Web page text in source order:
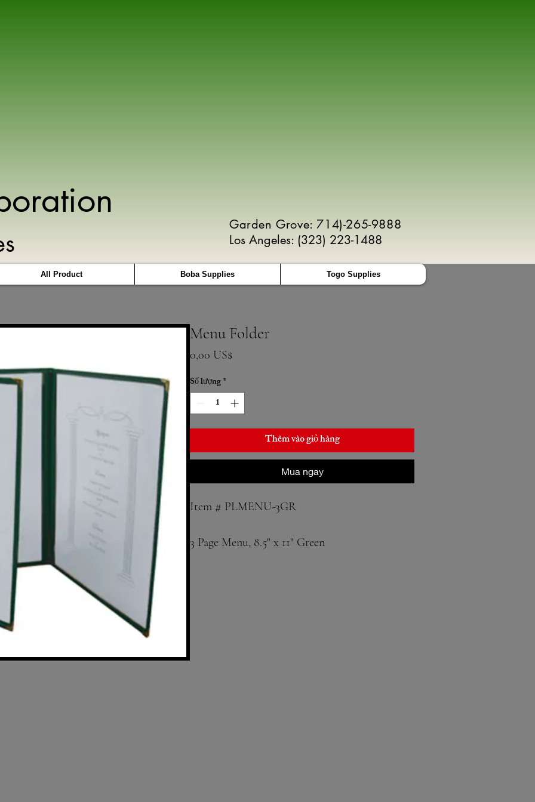
Garden Grove: 714)-265-9888
Los Angeles: (323) 223-1488
All Product Boba Supplies Togo Supplies
Menu Folder
0,00 US$
Số lượng*
Thêm vào giỏ hàng
Mua ngay
Item # PLMENU-3GR
3 Page Menu, 8.5" x 11" Green